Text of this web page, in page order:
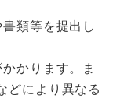
類等を提出し
かります。ま
どにより異なる